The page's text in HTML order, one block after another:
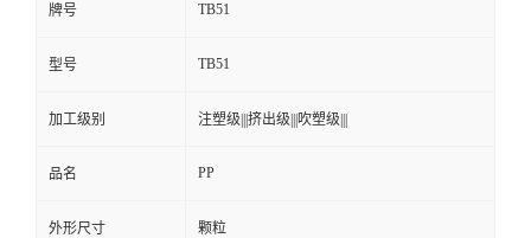
牌号 TB51
型号 TB51
加工级别 注塑级|||挤出级|||吹塑级|||
品名 PP
外形尺寸 颗粒